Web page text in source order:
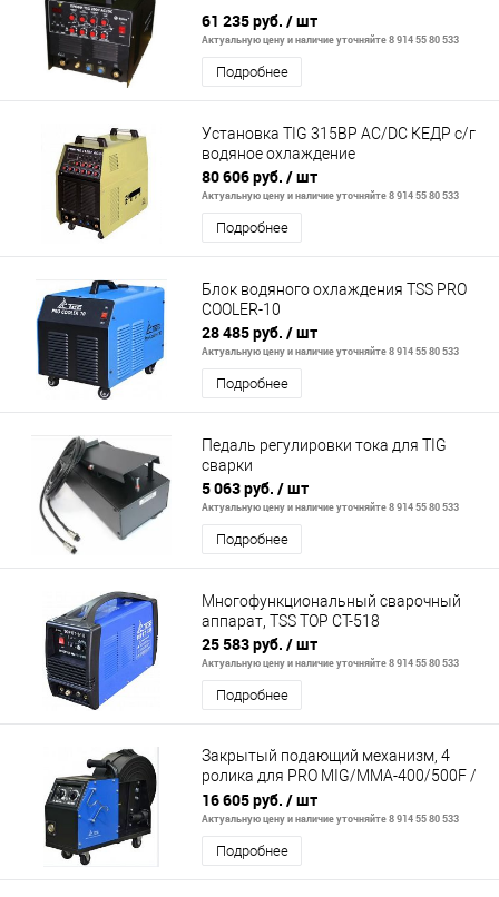
61 235 руб. / шт
Актуальную цену и наличие уточняйте 8 914 55 80 533
Подробнее
Установка TIG 315ВР АС/DС КЕДР с/г
водяное охлаждение
80 606 руб. / шт
Актуальную цену и наличие уточняйте 8 914 55 80 533
Подробнее
Блок водяного охлаждения TSS PRO
COOLER-10
28 485 руб. / шт
Актуальную цену и наличие уточняйте 8 914 55 80 533
Подробнее
Педаль регулировки тока для TIG
сварки
5 063 руб. / шт
Актуальную цену и наличие уточняйте 8 914 55 80 533
Подробнее
Многофункциональный сварочный
аппарат, TSS TOP CT-518
25 583 руб. / шт
Актуальную цену и наличие уточняйте 8 914 55 80 533
Подробнее
Закрытый подающий механизм, 4
ролика для PRO MIG/MMA-400/500F /
wire feeder
16 605 руб. / шт
Актуальную цену и наличие уточняйте 8 914 55 80 533
Подробнее